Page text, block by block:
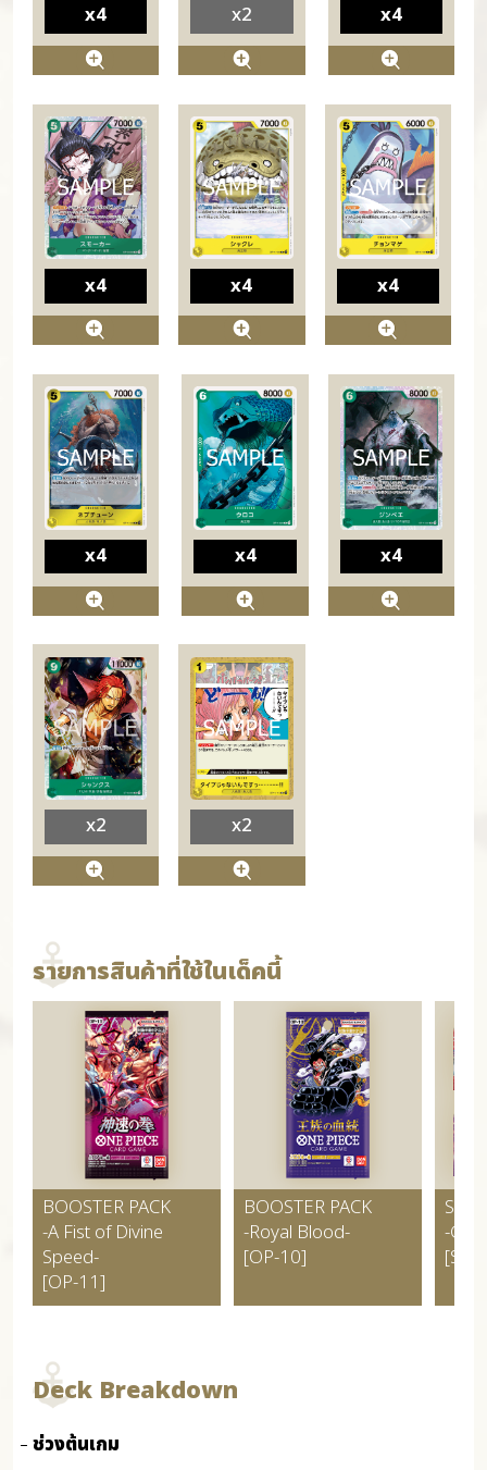
x4 x2 x4
x4 x4 x4
x4 x4 x4
x2 x2
รายการสินค้าที่ใช้ในเด็คนี้
BOOSTER PACK
-A Fist of Divine
Speed-
[OP-11]
BOOSTER PACK
-Royal Blood-
[OP-10]
-
[ST-
Deck Breakdown
ช่วงต้นเกม